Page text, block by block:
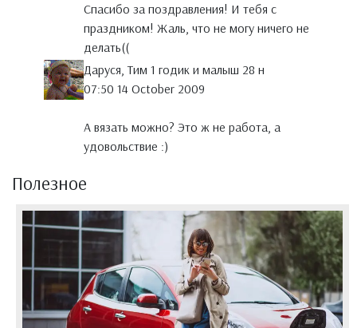
Спасибо за поздравления! И тебя с
праздником! Жаль, что не могу ничего не
делать((
Даруся, Тим 1 годик и малыш 28 н
07:50 14 October 2009
А вязать можно? Это ж не работа, а
удовольствие :)
Полезное